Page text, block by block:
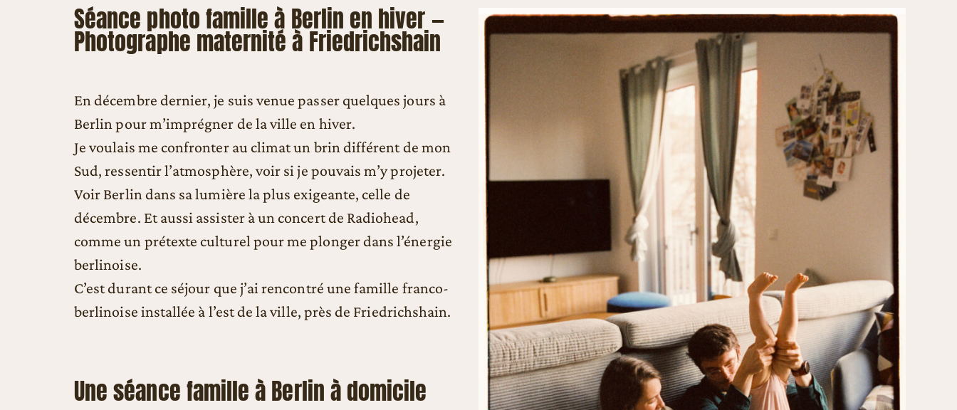
Séance photo famille à Berlin en hiver —
Photographe maternité à Friedrichshain
En décembre dernier, je suis venue passer quelques jours à
Berlin pour m’imprégner de la ville en hiver.
Je voulais me confronter au climat un brin différent de mon
Sud, ressentir l’atmosphère, voir si je pouvais m’y projeter.
Voir Berlin dans sa lumière la plus exigeante, celle de
décembre. Et aussi assister à un concert de Radiohead,
comme un prétexte culturel pour me plonger dans l’énergie
berlinoise.
C’est durant ce séjour que j’ai rencontré une famille franco-
berlinoise installée à l’est de la ville, près de Friedrichshain.
Une séance famille à Berlin à domicile